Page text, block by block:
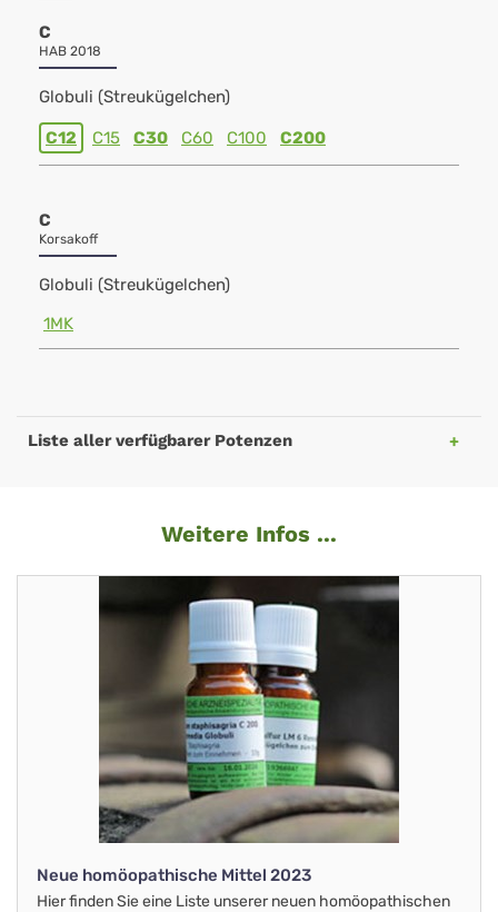
C
HAB 2018
Globuli (Streukügelchen)
C12 C15 C30 C60 C100 C200
C
Korsakoff
Globuli (Streukügelchen)
1MK
Liste aller verfügbarer Potenzen
Weitere Infos ...
Neue homöopathische Mittel 2023
Hier finden Sie eine Liste unserer neuen homöopathischen